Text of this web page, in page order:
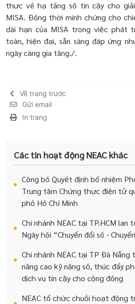
thực về hạ tầng số tin cậy cho
MISA. Đồng thời minh chứng cho
dài hạn của MISA trong việc phát
toàn, hiện đại, sẵn sàng đáp ứng
ngày càng gia tăng./.
Về trang trước
Gửi email
In trang
Các tin hoạt động NEAC khác
Công bố Quyết định bổ nhiệm
Trung tâm Chứng thực điện tử
phố Hồ Chí Minh
Chi nhánh NEAC tại TP.HCM lan
Ngày hội “Chuyển đổi số -
Chi nhánh NEAC tại TP Đà Nẵng
nâng cao kỹ năng số, thúc đẩy
dịch vụ tin cậy cho cộng đồng
NEAC tổ chức chuỗi hoạt động